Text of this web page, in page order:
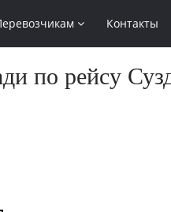
Контакты
по рейсу